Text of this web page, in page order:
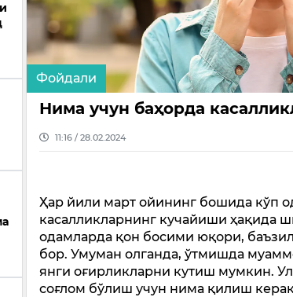
Фойдали
Нима учун баҳорда
11:16 / 28.02.2024
Ҳар йили март ойининг бошида кўп
касалликларнинг кучайиши ҳақида
одамларда қон босими юқори,
бор. Умуман олганда, ўтмишда
янги оғирликларни кутиш мумкин.
соғлом бўлиш учун нима қилиш